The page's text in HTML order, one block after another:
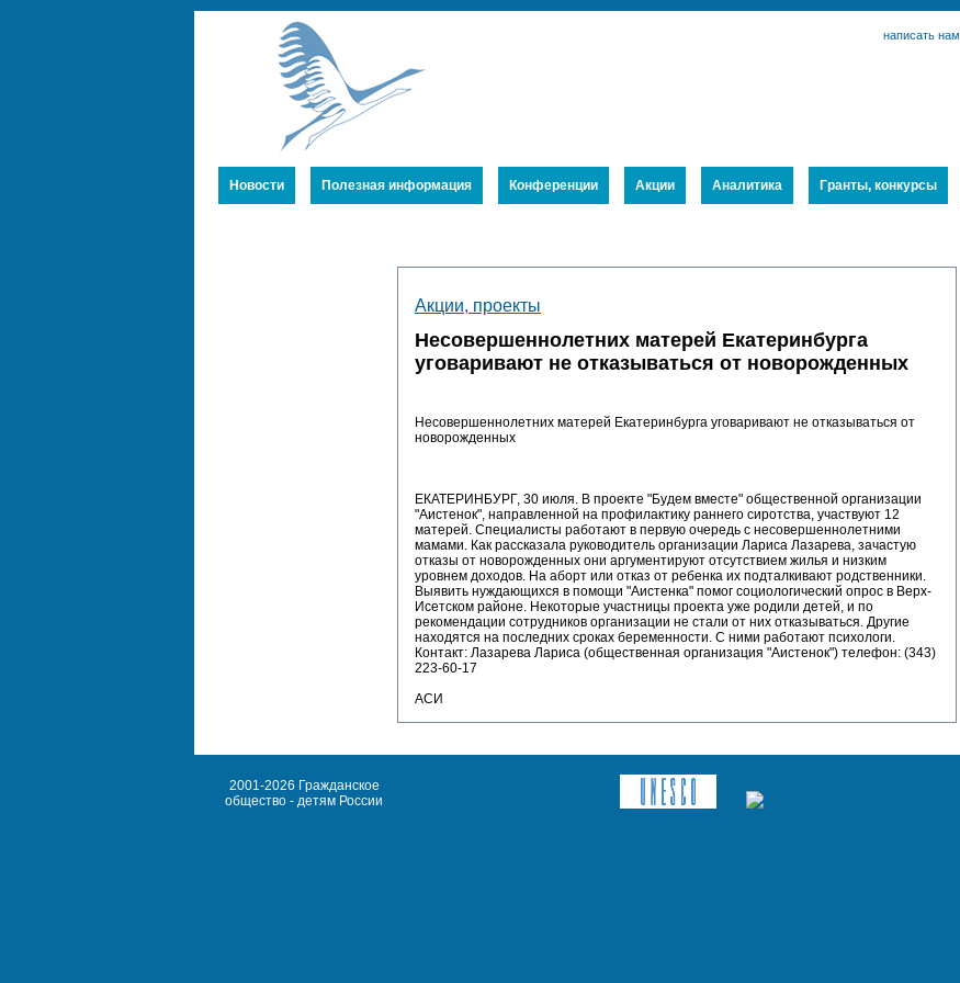
написать нам
Новости Полезная информация Конференции Акции Аналитика Гранты, конкурсы
Акции, проекты
Несовершеннолетних матерей Екатеринбурга
уговаривают не отказываться от новорожденных
Несовершеннолетних матерей Екатеринбурга уговаривают не отказываться от
новорожденных
ЕКАТЕРИНБУРГ, 30 июля. В проекте "Будем вместе" общественной организации
"Аистенок", направленной на профилактику раннего сиротства, участвуют 12
матерей. Специалисты работают в первую очередь с несовершеннолетними
мамами. Как рассказала руководитель организации Лариса Лазарева, зачастую
отказы от новорожденных они аргументируют отсутствием жилья и низким
уровнем доходов. На аборт или отказ от ребенка их подталкивают родственники.
Выявить нуждающихся в помощи "Аистенка" помог социологический опрос в Верх-
Исетском районе. Некоторые участницы проекта уже родили детей, и по
рекомендации сотрудников организации не стали от них отказываться. Другие
находятся на последних сроках беременности. С ними работают психологи.
Контакт: Лазарева Лариса (общественная организация "Аистенок") телефон: (343)
223-60-17
АСИ
2001-2026 Гражданское
общество - детям России